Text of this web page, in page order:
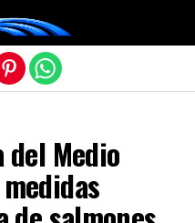
Medio
móvil